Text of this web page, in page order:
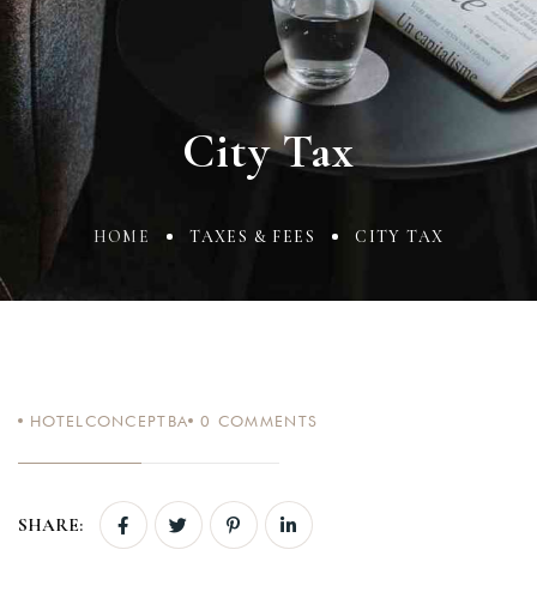
City Tax
HOME TAXES & FEES CITY TAX
HOTELCONCEPTBA 0 COMMENTS
SHARE: USERNAME